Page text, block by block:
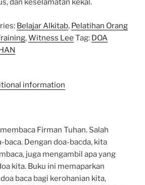
dan keselamatan kekal.
Belajar Alkitab, Pelatihan Orang
,Witness Lee Tag: DOA
information
Firman Tuhan. Salah
baca. Dengan doa-bacda, kita
juga mengambil apa yang
kita. Buku ini memaparkan
baca bagi kerohanian kita,